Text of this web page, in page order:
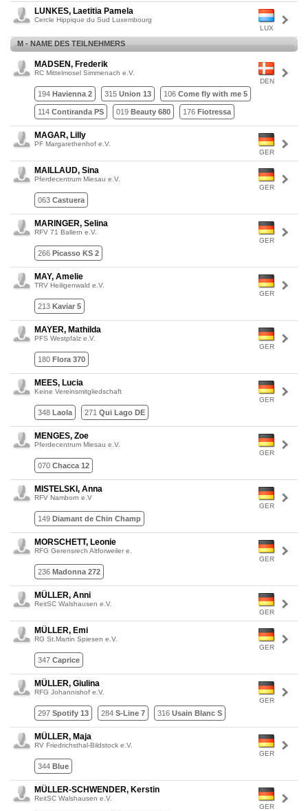
LUX
LUNKES, Laetitia Pamela
Cercle Hippique du Sud Luxembourg
M - NAME DES TEILNEHMERS
DEN
MADSEN, Frederik
RC Mittelmosel Simmenach e.V.
194 Havienna 2 315 Union 13 106 Come fly with me 5
114 Contiranda PS 019 Beauty 680 176 Fiotressa
GER
MAGAR, Lilly
PF Margarethenhof e.V.
GER
MAILLAUD, Sina
Pferdecentrum Miesau e.V.
063 Castuera
GER
MARINGER, Selina
RFV 71 Ballern e.V.
266 Picasso KS 2
GER
MAY, Amelie
TRV Heiligenwald e.V.
213 Kaviar 5
GER
MAYER, Mathilda
PFS Westpfalz e.V.
180 Flora 370
GER
MEES, Lucia
Keine Vereinsmitgliedschaft
348 Laola 271 Qui Lago DE
GER
MENGES, Zoe
Pferdecentrum Miesau e.V.
070 Chacca 12
GER
MISTELSKI, Anna
RFV Namborn e.V
149 Diamant de Chin Champ
GER
MORSCHETT, Leonie
RFG Gerensrech Altforweiler e.
236 Madonna 272
GER
MÜLLER, Anni
ReitSC Walshausen e.V.
GER
MÜLLER, Emi
RG St.Martin Spiesen e.V.
347 Caprice
GER
MÜLLER, Giulina
RFG Johannishof e.V.
297 Spotify 13 284 S-Line 7 316 Usain Blanc S
GER
MÜLLER, Maja
RV Friedrichsthal-Bildstock e.V.
344 Blue
GER
MÜLLER-SCHWENDER, Kerstin
ReitSC Walshausen e.V.